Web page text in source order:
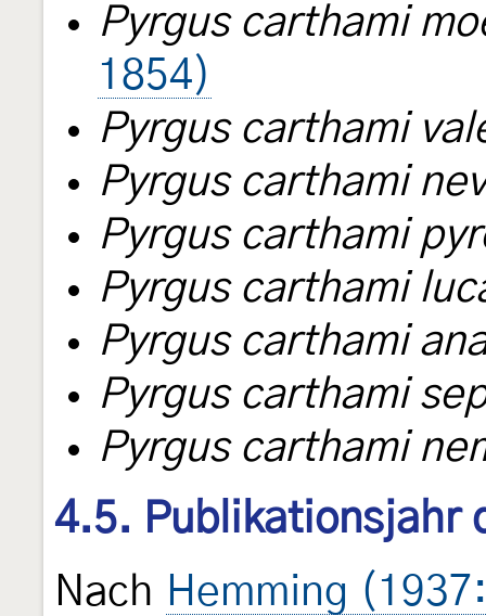
Pyrgus carthami
1854)
Pyrgus carthami
Pyrgus carthami
Pyrgus carthami
Pyrgus carthami
Pyrgus carthami
Pyrgus carthami
Pyrgus carthami
4.5. Publikationsjahr
Nach Hemming